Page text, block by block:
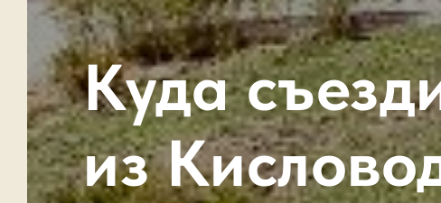
Куда
из